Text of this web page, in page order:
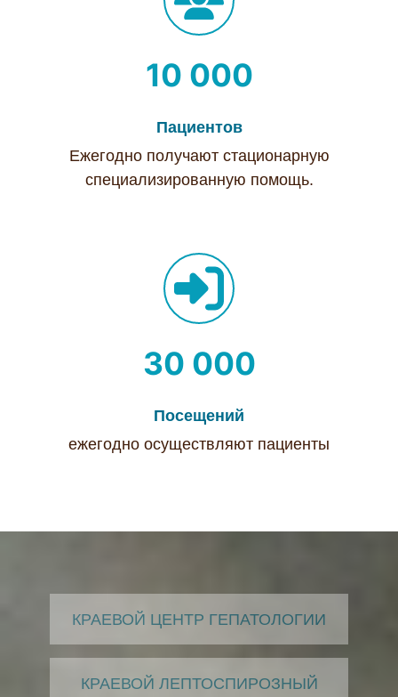
10 000
Пациентов
Ежегодно получают стационарную
специализированную помощь.
30 000
Посещений
ежегодно осуществляют пациенты
КРАЕВОЙ ЦЕНТР ГЕПАТОЛОГИИ
КРАЕВОЙ ЛЕПТОСПИРОЗНЫЙ